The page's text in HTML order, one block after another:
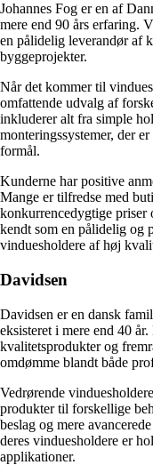
Johannes Fog er en af
mere end 90 års erfaring.
en pålidelig leverandør af
byggeprojekter.
Når det kommer til
omfattende udvalg af
inkluderer alt fra simple
monteringssystemer, der
formål.
Kunderne har positive
Mange er tilfredse med
konkurrencedygtige priser
kendt som en pålidelig og
vinduesholdere af høj
Davidsen
Davidsen er en dansk
eksisteret i mere end 40
kvalitetsprodukter og
omdømme blandt både
Vedrørende
produkter til forskellige
beslag og mere
deres vinduesholdere er
applikationer.